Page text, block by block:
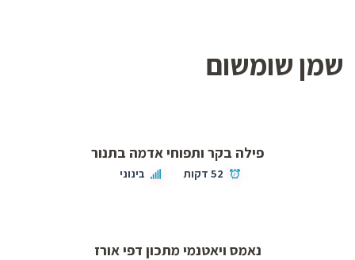
שמן שומשום
פילה בקר ותפוחי אדמה בתנור
52 דקות בינוני
נאמס ויאטנמי מתכון דפי אורז